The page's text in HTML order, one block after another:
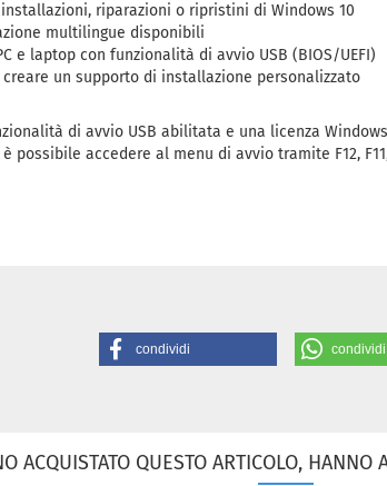
riparazioni o ripristini di Windows 10
multilingue disponibili
e laptop con funzionalità di avvio USB (BIOS/UEFI)
un supporto di installazione personalizzato
di avvio USB abilitata e una licenza
possibile accedere al menu di avvio tramite F12, F11,
condividi condividi
ACQUISTATO QUESTO ARTICOLO, HANNO